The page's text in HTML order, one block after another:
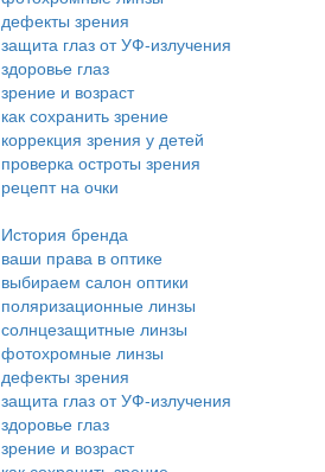
дефекты зрения
защита глаз от УФ-излучения
здоровье глаз
зрение и возраст
как сохранить зрение
коррекция зрения у детей
проверка остроты зрения
рецепт на очки
История бренда
ваши права в оптике
выбираем салон оптики
поляризационные линзы
солнцезащитные линзы
фотохромные линзы
дефекты зрения
защита глаз от УФ-излучения
здоровье глаз
зрение и возраст